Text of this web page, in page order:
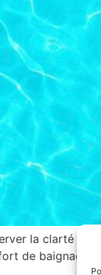
la clarté et
de baignade